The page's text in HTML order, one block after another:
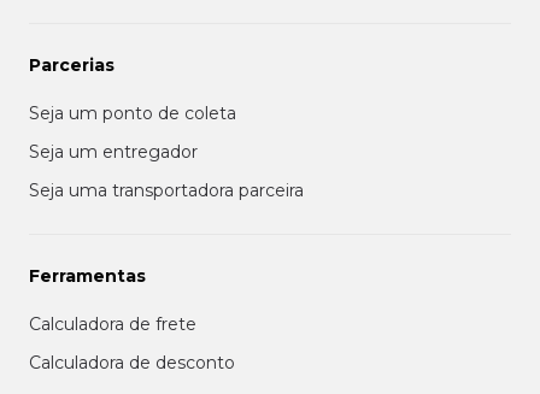
Parcerias
Seja um ponto de coleta
Seja um entregador
Seja uma transportadora parceira
Ferramentas
Calculadora de frete
Calculadora de desconto